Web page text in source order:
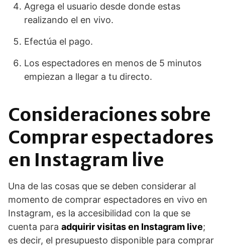
Agrega el usuario desde donde estas
realizando el en vivo.
Efectúa el pago.
Los espectadores en menos de 5 minutos
empiezan a llegar a tu directo.
Consideraciones sobre
Comprar espectadores
en Instagram live
Una de las cosas que se deben considerar al
momento de comprar espectadores en vivo en
Instagram, es la accesibilidad con la que se
cuenta para adquirir visitas en Instagram live;
es decir, el presupuesto disponible para comprar